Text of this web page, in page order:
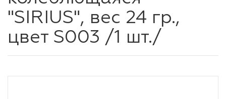
"SIRIUS", вес 24 гр.,
цвет S003 /1 шт./